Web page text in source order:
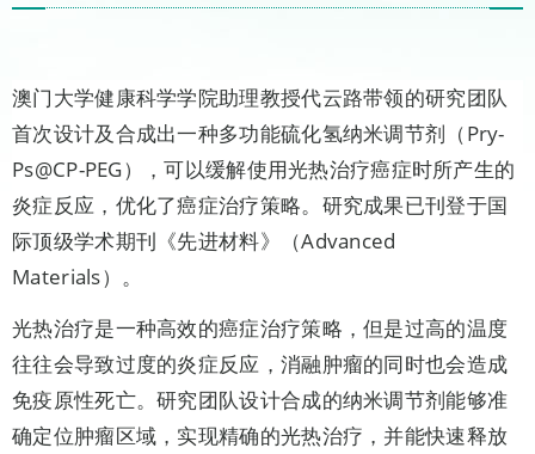
澳门大学健康科学学院助理教授代云路带领的研究团队
首次设计及合成出一种多功能硫化氢纳米调节剂（Pry-
Ps@CP-PEG），可以缓解使用光热治疗癌症时所产生的
炎症反应，优化了癌症治疗策略。研究成果已刊登于国
际顶级学术期刊《先进材料》（Advanced
Materials）。
光热治疗是一种高效的癌症治疗策略，但是过高的温度
往往会导致过度的炎症反应，消融肿瘤的同时也会造成
免疫原性死亡。研究团队设计合成的纳米调节剂能够准
确定位肿瘤区域，实现精确的光热治疗，并能快速释放